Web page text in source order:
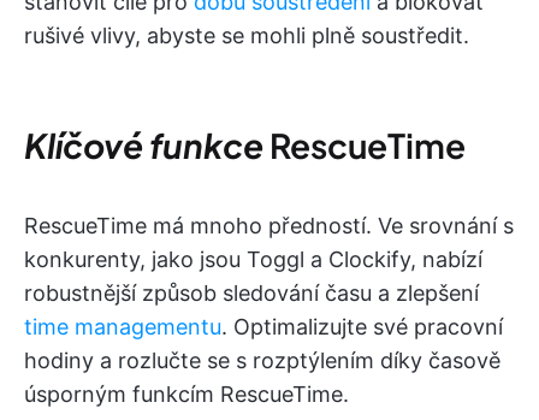
rušivé vlivy, abyste se mohli plně soustředit.
Klíčové funkce RescueTime
RescueTime má mnoho předností. Ve srovnání s
konkurenty, jako jsou Toggl a Clockify, nabízí
robustnější způsob sledování času a zlepšení
time managementu. Optimalizujte své pracovní
hodiny a rozlučte se s rozptýlením díky časově
úsporným funkcím RescueTime.